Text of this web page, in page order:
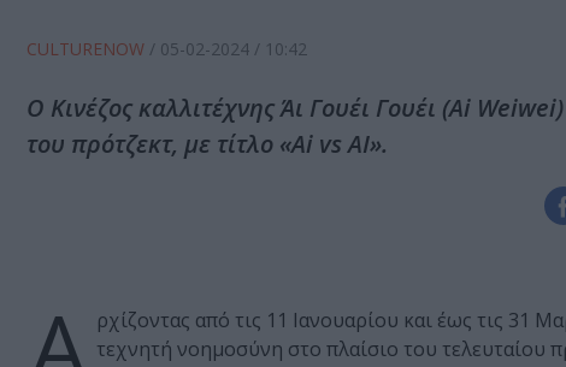
CULTURENOW / 05-02-2024 / 10:42
Ο Κινέζος καλλιτέχνης Άι Γουέι Γουέι (Ai
του πρότζεκτ, με τίτλο «Ai vs AI».
ρχίζοντας από τις 11 Ιανουαρίου και έως τις 31
τεχνητή νοημοσύνη στο πλαίσιο του τελευταίου